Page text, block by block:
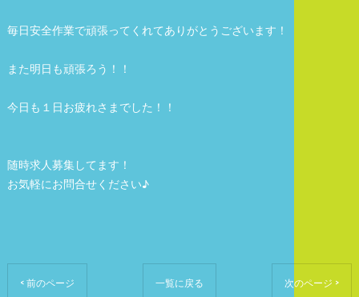
毎日安全作業で頑張ってくれてありがとうございます！
また明日も頑張ろう！！
今日も１日お疲れさまでした！！
随時求人募集してます！
お気軽にお問合せください♪
< 前のページ 一覧に戻る 次のページ >